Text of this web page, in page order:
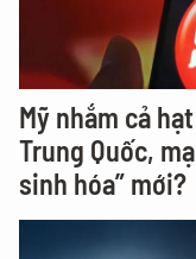
Mỹ nhắm cả
Trung Quốc,
sinh hóa” mới?